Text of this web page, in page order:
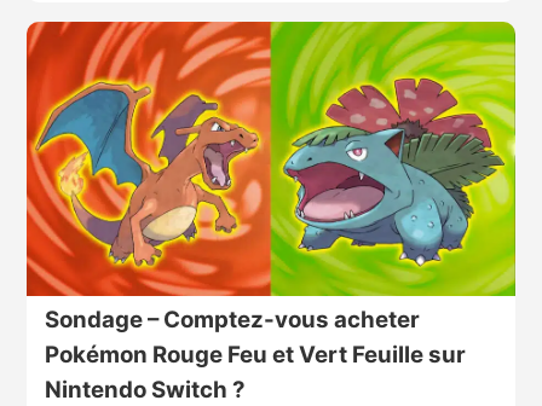
Sondage – Comptez-vous acheter
Pokémon Rouge Feu et Vert Feuille sur
Nintendo Switch ?